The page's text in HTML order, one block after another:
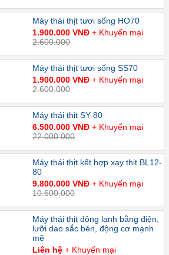
Máy thái thịt tươi sống HO70
1.900.000 VNĐ+ Khuyến mại
2.600.000
Máy thái thịt tươi sống SS70
1.900.000 VNĐ+ Khuyến mại
2.600.000
Máy thái thịt SY-80
6.500.000 VNĐ+ Khuyến mại
22.000.000
Máy thái thịt kết hợp xay thịt BL12-
80
9.800.000 VNĐ+ Khuyến mại
10.600.000
Máy thái thịt đông lạnh bằng điện,
lưỡi dao sắc bén, động cơ mạnh
mẽ
Liên hệ+ Khuyến mại